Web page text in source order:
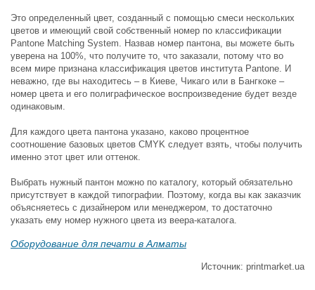
Это определенный цвет, созданный с помощью смеси нескольких
цветов и имеющий свой собственный номер по классификации
Pantone Matching System. Назвав номер пантона, вы можете быть
уверена на 100%, что получите то, что заказали, потому что во
всем мире признана классификация цветов института Pantone. И
неважно, где вы находитесь – в Киеве, Чикаго или в Бангкоке –
номер цвета и его полиграфическое воспроизведение будет везде
одинаковым.
Для каждого цвета пантона указано, каково процентное
соотношение базовых цветов CMYK следует взять, чтобы получить
именно этот цвет или оттенок.
Выбрать нужный пантон можно по каталогу, который обязательно
присутствует в каждой типографии. Поэтому, когда вы как заказчик
объясняетесь с дизайнером или менеджером, то достаточно
указать ему номер нужного цвета из веера-каталога.
Оборудование для печати в Алматы
Источник: printmarket.ua